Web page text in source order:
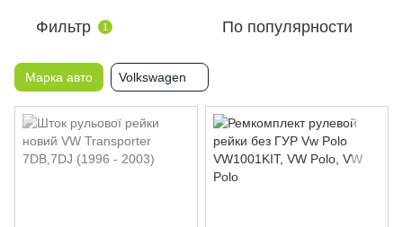
Фильтр 1 По популярности
Марка авто Volkswagen